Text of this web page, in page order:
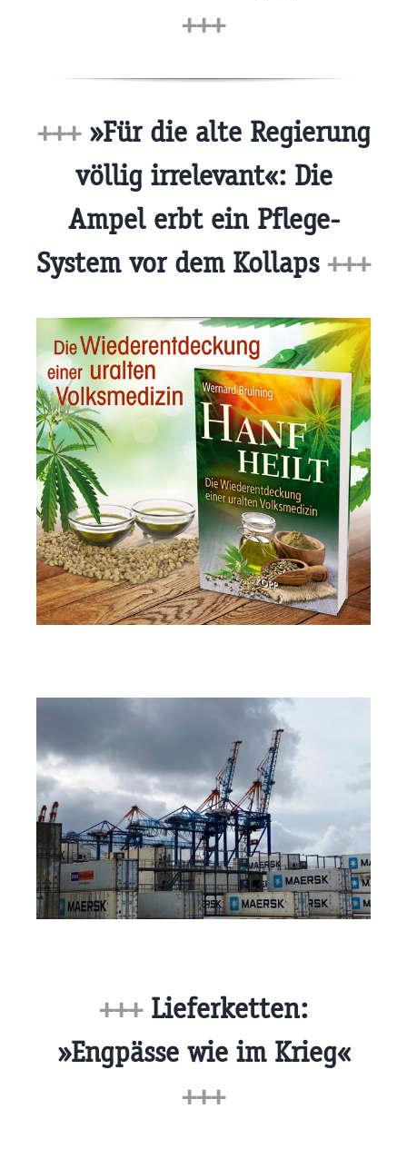
+++
+++»Für die alte Regierung
völlig irrelevant«: Die
Ampel erbt ein Pflege-
System vor dem Kollaps +++
+++Lieferketten:
»Engpässe wie im Krieg«
+++